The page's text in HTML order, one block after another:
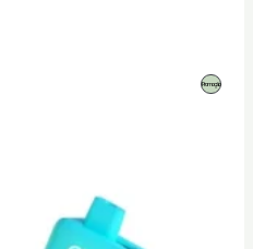
PromoçãoProduto